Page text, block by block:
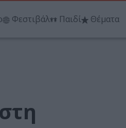
Φεστιβάλ Παιδί Θέματα